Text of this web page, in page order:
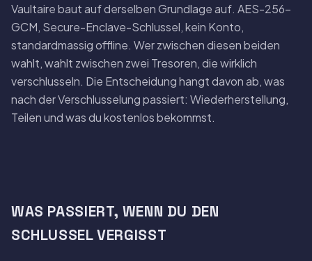
Vaultaire baut auf derselben Grundlage auf. AES-256-
GCM, Secure-Enclave-Schlussel, kein Konto,
standardmassig offline. Wer zwischen diesen beiden
wahlt, wahlt zwischen zwei Tresoren, die wirklich
verschlusseln. Die Entscheidung hangt davon ab, was
nach der Verschlusselung passiert: Wiederherstellung,
Teilen und was du kostenlos bekommst.
WAS PASSIERT, WENN DU DEN
SCHLUSSEL VERGISST